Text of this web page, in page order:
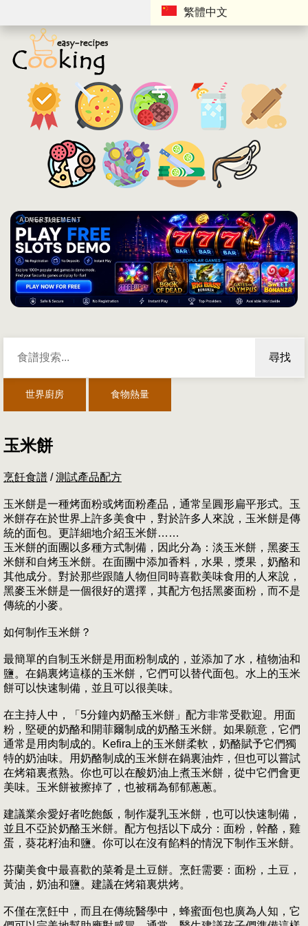
繁體中文
ADVERTISEMENT
尋找
世界廚房 食物熱量
玉米餅
烹飪食譜 /測試產品配方
玉米餅是一種烤面粉或烤面粉產品，通常呈圓形扁平形式。玉
米餅存在於世界上許多美食中，對於許多人來說，玉米餅是傳
統的面包。更詳細地介紹玉米餅……
玉米餅的面團以多種方式制備，因此分為：淡玉米餅，黑麥玉
米餅和自烤玉米餅。在面團中添加香料，水果，漿果，奶酪和
其他成分。對於那些跟隨人物但同時喜歡美味食用的人來說，
黑麥玉米餅是一個很好的選擇，其配方包括黑麥面粉，而不是
傳統的小麥。
如何制作玉米餅？
最簡單的自制玉米餅是用面粉制成的，並添加了水，植物油和
鹽。在鍋裏烤這樣的玉米餅，它們可以替代面包。水上的玉米
餅可以快速制備，並且可以很美味。
在主持人中，「5分鐘內奶酪玉米餅」配方非常受歡迎。用面
粉，堅硬的奶酪和開菲爾制成的奶酪玉米餅。如果願意，它們
通常是用肉制成的。Kefira上的玉米餅柔軟，奶酪賦予它們獨
特的奶油味。用奶酪制成的玉米餅在鍋裏油炸，但也可以嘗試
在烤箱裏煮熟。你也可以在酸奶油上煮玉米餅，從中它們會更
美味。玉米餅被擦掉了，也被稱為郁郁蔥蔥。
建議業余愛好者吃飽飯，制作凝乳玉米餅，也可以快速制備，
並且不亞於奶酪玉米餅。配方包括以下成分：面粉，幹酪，雞
蛋，葵花籽油和鹽。你可以在沒有餡料的情況下制作玉米餅。
芬蘭美食中最喜歡的菜肴是土豆餅。烹飪需要：面粉，土豆，
黃油，奶油和鹽。建議在烤箱裏烘烤。
不僅在烹飪中，而且在傳統醫學中，蜂蜜面包也廣為人知，它